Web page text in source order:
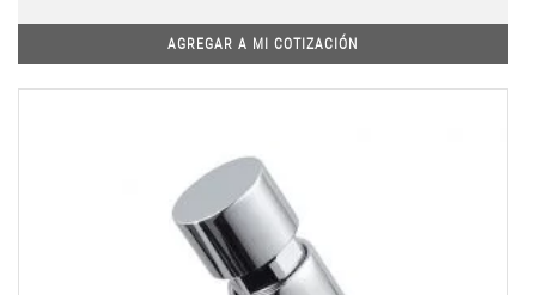
AGREGAR A MI COTIZACIÓN